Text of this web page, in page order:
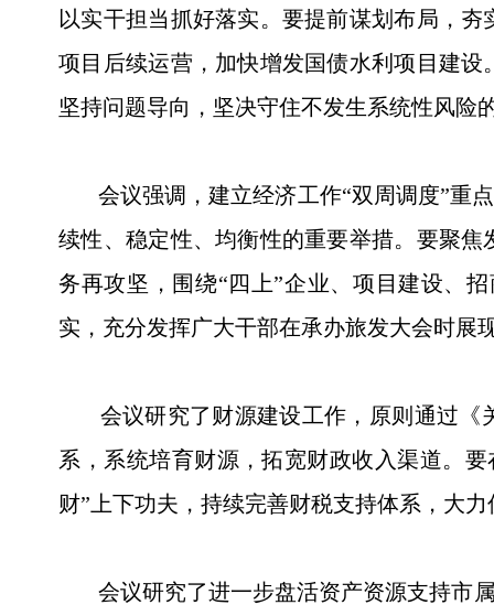
以实干担当抓好落实。要提前谋划布局，
项目后续运营，加快增发国债水利项目建
坚持问题导向，坚决守住不发生系统性风险
会议强调，建立经济工作“双周调度”重点
续性、稳定性、均衡性的重要举措。要聚
务再攻坚，围绕“四上”企业、项目建设、
实，充分发挥广大干部在承办旅发大会时展
会议研究了财源建设工作，原则通过《
系，系统培育财源，拓宽财政收入渠道。
财”上下功夫，持续完善财税支持体系，大
会议研究了进一步盘活资产资源支持市属